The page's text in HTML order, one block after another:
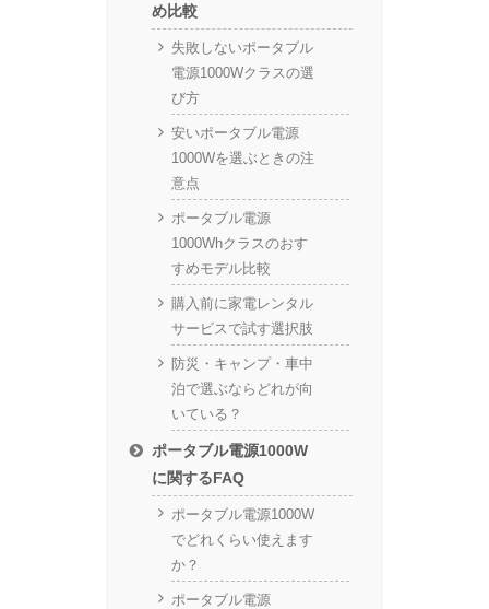
め比較
失敗しないポータブル
電源1000Wクラスの選
び方
安いポータブル電源
1000Wを選ぶときの注
意点
ポータブル電源
1000Whクラスのおす
すめモデル比較
購入前に家電レンタル
サービスで試す選択肢
防災・キャンプ・車中
泊で選ぶならどれが向
いている？
ポータブル電源1000W
に関するFAQ
ポータブル電源1000W
でどれくらい使えます
か？
ポータブル電源